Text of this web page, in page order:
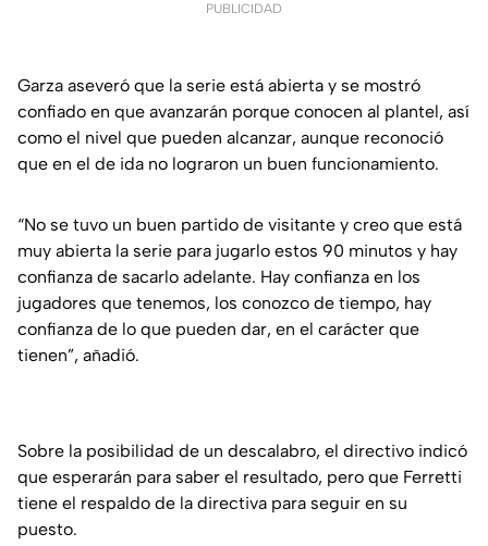
PUBLICIDAD
Garza aseveró que la serie está abierta y se mostró
confiado en que avanzarán porque conocen al plantel, así
como el nivel que pueden alcanzar, aunque reconoció
que en el de ida no lograron un buen funcionamiento.
“No se tuvo un buen partido de visitante y creo que está
muy abierta la serie para jugarlo estos 90 minutos y hay
confianza de sacarlo adelante. Hay confianza en los
jugadores que tenemos, los conozco de tiempo, hay
confianza de lo que pueden dar, en el carácter que
tienen”, añadió.
Sobre la posibilidad de un descalabro, el directivo indicó
que esperarán para saber el resultado, pero que Ferretti
tiene el respaldo de la directiva para seguir en su
puesto.